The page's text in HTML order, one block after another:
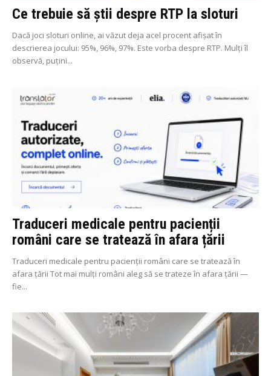
Ce trebuie să știi despre RTP la sloturi
Dacă joci sloturi online, ai văzut deja acel procent afișat în
descrierea jocului: 95%, 96%, 97%. Este vorba despre RTP. Mulți îl
observă, puțini...
Traduceri medicale pentru pacienții
români care se tratează în afara țării
Traduceri medicale pentru pacienții români care se tratează în
afara țării Tot mai mulți români aleg să se trateze în afara țării —
fie...